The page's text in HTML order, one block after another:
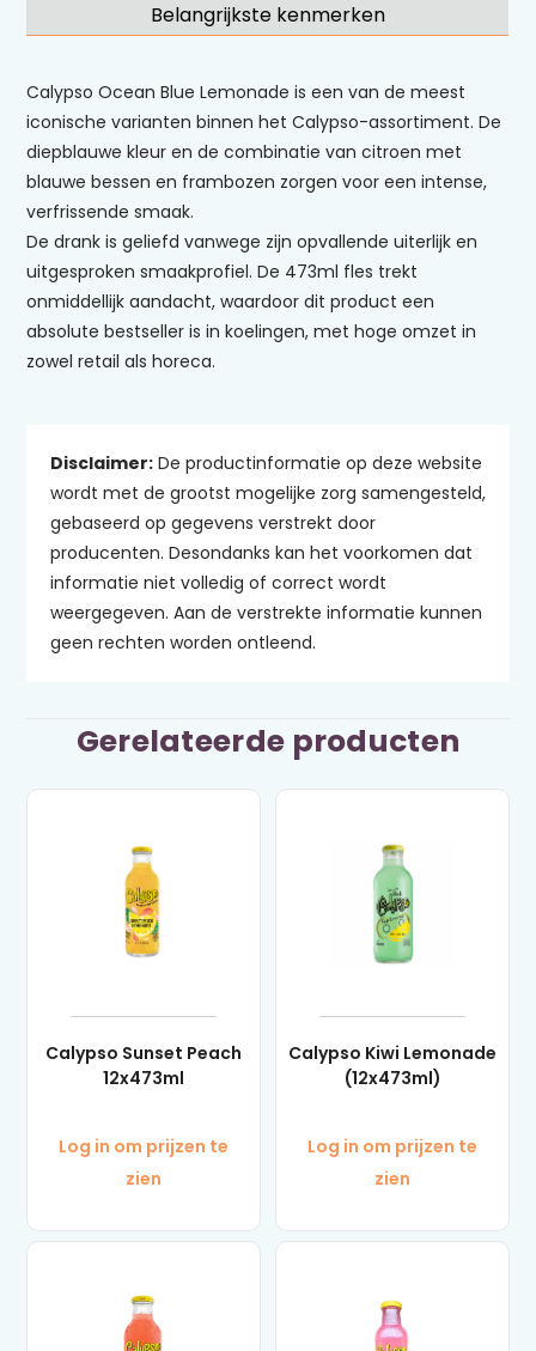
Calypso Ocean Blue Lemonade is een van de meest
iconische varianten binnen het Calypso-assortiment. De
diepblauwe kleur en de combinatie van citroen met
blauwe bessen en frambozen zorgen voor een intense,
verfrissende smaak.
De drank is geliefd vanwege zijn opvallende uiterlijk en
uitgesproken smaakprofiel. De 473ml fles trekt
onmiddellijk aandacht, waardoor dit product een
absolute bestseller is in koelingen, met hoge omzet in
zowel retail als horeca.
Belangrijkste kenmerken
Disclaimer:De productinformatie op deze website
wordt met de grootst mogelijke zorg samengesteld,
gebaseerd op gegevens verstrekt door
producenten. Desondanks kan het voorkomen dat
informatie niet volledig of correct wordt
weergegeven. Aan de verstrekte informatie kunnen
geen rechten worden ontleend.
Gerelateerde producten
Calypso Sunset Peach
12x473ml
Log in om prijzen te
zien
Calypso Kiwi Lemonade
(12x473ml)
Log in om prijzen te
zien